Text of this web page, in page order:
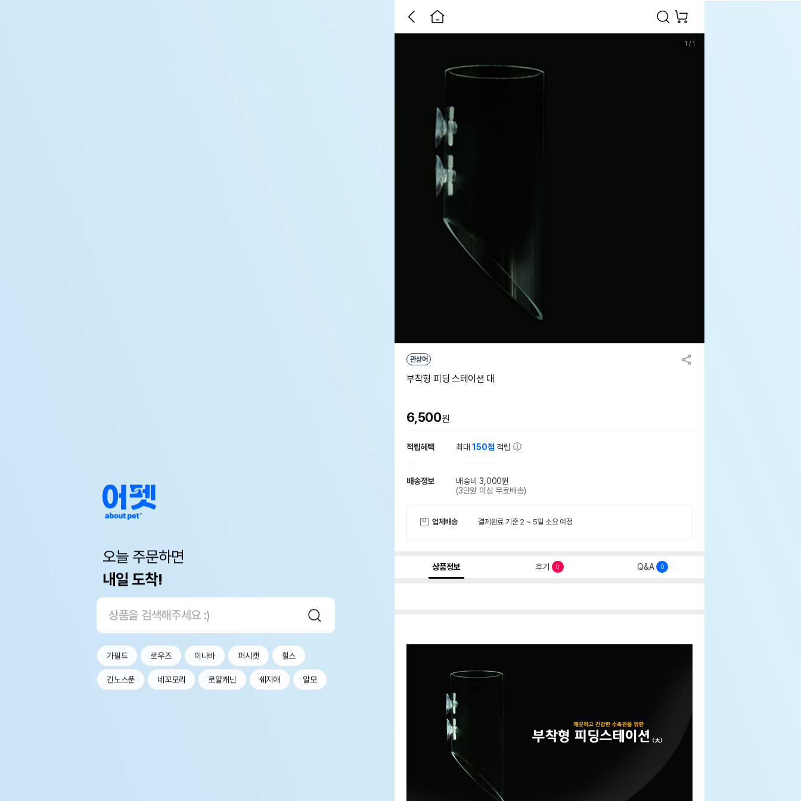
오늘 주문하면
내일 도착!
가필드 로우즈 이나바 퍼시캣 힐스
긴노스푼 네꼬모리 로얄캐닌 쉐지애 알모
1 / 1
관상어
부착형 피딩 스테이션 대
6,500원
적립혜택 최대150점 적립
배송정보
배송비 3,000원
(3만원 이상 무료배송)
업체배송 결제완료 기준 2 ~ 5일 소요 예정
상품정보 후기 0 Q&A 0